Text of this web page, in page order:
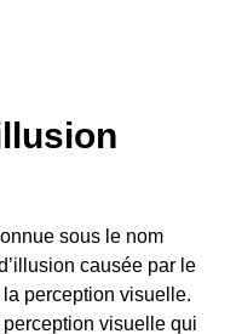
sous le nom
causée par le
perception visuelle.
visuelle qui